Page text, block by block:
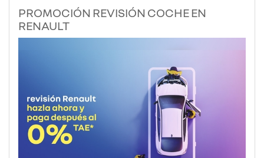
PROMOCIÓN REVISIÓN COCHE EN
RENAULT